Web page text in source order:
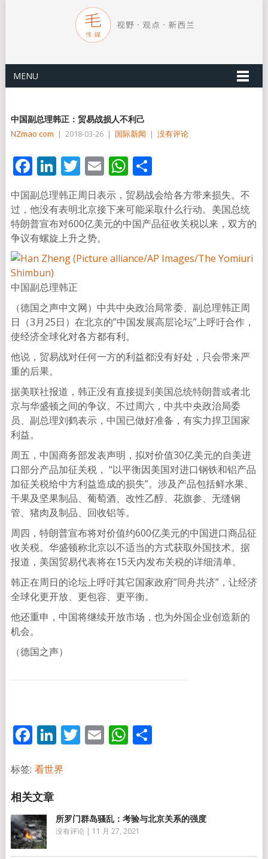
MENU
中国副总理韩正：贸易战损人不利己
NZmao com | 2018-03-26 | 国际新闻 | 没有评论
Facebook
LinkedIn
Twitter
EmailWhatsApp
分
享
中国副总理韩正周日表示，贸易战会给各方带来损失。不
过，他没有表明北京接下来可能采取什么行动。美国总统
特朗普宣布对600亿美元的中国产品征收关税以来，双方的
争议有螺旋上升之势。
中国副总理韩正
（德国之声中文网）中共中央政治局常委、副总理韩正周
日（3月25日）在北京的”中国发展高层论坛”上呼吁合作，
使经济全球化对各方都有利。
他说，贸易战对任何一方的利益都没有好处，只会带来严
重的后果。
据美联社报道，韩正没有直接提到美国总统特朗普或者北
京与华盛顿之间的争议。不过周六，中共中央政治局委
员、副总理刘鹤表示，中国已做好准备，有实力捍卫国家
利益。
周五，中国商务部发表声明，拟对价值30亿美元的自美进
口部分产品加征关税， “以平衡因美国对进口钢铁和铝产品
加征关税给中方利益造成的损失”。涉及产品包括鲜水果、
干果及坚果制品、葡萄酒、改性乙醇、花旗参、无缝钢
管、猪肉及制品、回收铝等。
周四，特朗普宣布将对价值约600亿美元的中国进口商品征
收关税。华盛顿称北京以不适当的方式获取外国技术。据
报道，美国贸易代表将在15天内发布关税的详细清单。
韩正在周日的论坛上呼吁其它国家政府”同舟共济”，让经济
全球化更开放、更包容、更平衡。
他还重申，中国将继续开放市场，也为外国企业创造新的
机会。
（德国之声）
Facebook
LinkedIn
Twitter
EmailWhatsApp
分
标签: 看世界
所罗门群岛骚乱：考验与北京关系的强度
没有评论 | 11 月 27, 2021